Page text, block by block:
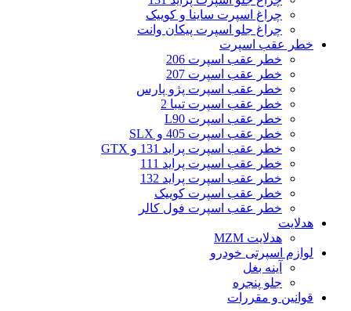
چراغ اسپرت ساینا و کوییک
چراغ جلو اسپرت پیکان وانت
خطر عقب اسپرت
خطر عقب اسپرت 206
خطر عقب اسپرت 207
خطر عقب اسپرت پژو پارس
خطر عقب اسپرت تیبا 2
خطر عقب اسپرت L90
خطر عقب اسپرت 405 و SLX
خطر عقب اسپرت پراید 131 و GTX
خطر عقب اسپرت پراید 111
خطر عقب اسپرت پراید 132
خطر عقب اسپرت کوییک
خطر عقب اسپرت فول کالر
هدلایت
هدلایت MZM
لوازم اسپرتی خودرو
آینه بغل
جلو پنجره
قوانین و مقررات